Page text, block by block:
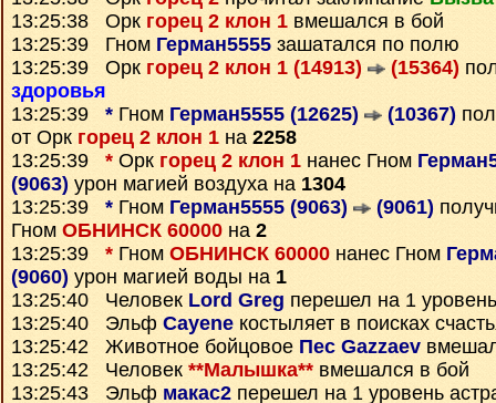
13:25:38 Орк горец 2 клон 1 вмешался в бой
13:25:39 Гном Герман5555 зашатался по полю
13:25:39 Орк горец 2 клон 1 (14913) (15364)
здоровья
13:25:39 * Гном Герман5555 (12625) (10367)
от Орк горец 2 клон 1 на 2258
13:25:39 * Орк горец 2 клон 1 нанес Гном
(9063) урон магией воздуха на 1304
13:25:39 * Гном Герман5555 (9063) (9061)
Гном ОБНИНСК 60000 на 2
13:25:39 * Гном ОБНИНСК 60000 нанес Гном
(9060) урон магией воды на 1
13:25:40 Человек Lord Greg перешел на 1
13:25:40 Эльф Cayene костыляет в поисках
13:25:42 Животное бойцовое Пес Gazzaev
13:25:42 Человек **Малышка** вмешался в бой
13:25:43 Эльф макас2 перешел на 1 уровень